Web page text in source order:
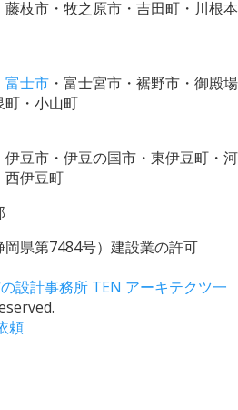
藤枝市・牧之原市・吉田町・川根本
富士市 ・富士宮市・裾野市・御殿場
町・小山町
豆市・伊豆の国市・東伊豆町・河
西伊豆町
県第7484号）建設業の許可
設計事務所 TEN アーキテクツ一
頼